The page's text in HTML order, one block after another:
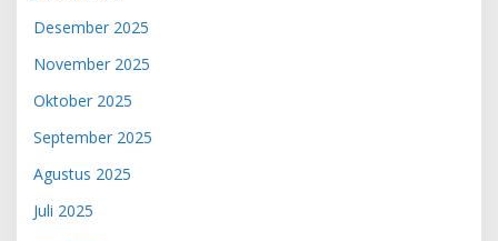
Desember 2025
November 2025
Oktober 2025
September 2025
Agustus 2025
Juli 2025